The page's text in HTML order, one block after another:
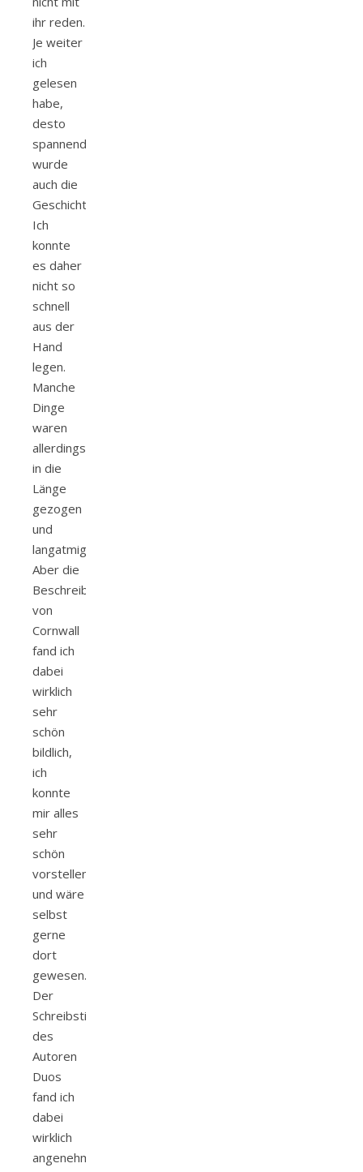
ihr reden.
Je weiter
ich
gelesen
habe,
desto
spannender
wurde
auch die
Geschichte.
Ich
konnte
es daher
nicht so
schnell
aus der
Hand
legen.
Manche
Dinge
waren
allerdings
in die
Länge
gezogen
und
langatmig.
Aber die
Beschreibung
von
Cornwall
fand ich
dabei
wirklich
sehr
schön
bildlich,
ich
konnte
mir alles
sehr
schön
vorstellen
und wäre
selbst
gerne
dort
gewesen.
Der
Schreibstil
des
Autoren
Duos
fand ich
dabei
wirklich
angenehm